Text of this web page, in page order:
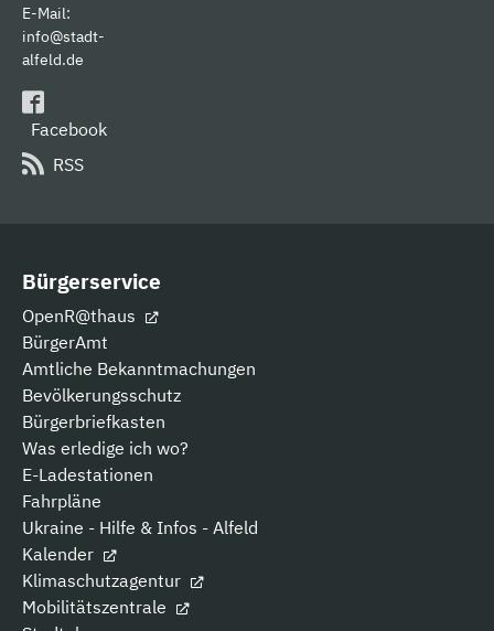
E-Mail:
info@stadt-
alfeld.de
Facebook
RSS
Bürgerservice
OpenR@thaus
BürgerAmt
Amtliche Bekanntmachungen
Bevölkerungsschutz
Bürgerbriefkasten
Was erledige ich wo?
E-Ladestationen
Fahrpläne
Ukraine - Hilfe & Infos - Alfeld
Kalender
Klimaschutzagentur
Mobilitätszentrale